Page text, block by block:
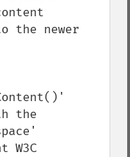
the newer
the